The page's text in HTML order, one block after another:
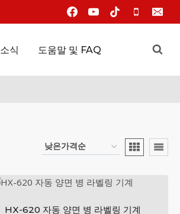
소식 도움말 및 FAQ
HX-620 자동 양면 병 라벨링 기계